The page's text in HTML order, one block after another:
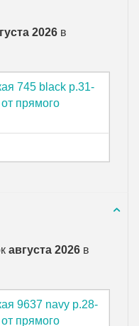
2026 в
745 black р.31-
прямого
августа 2026 в
9637 navy р.28-
прямого